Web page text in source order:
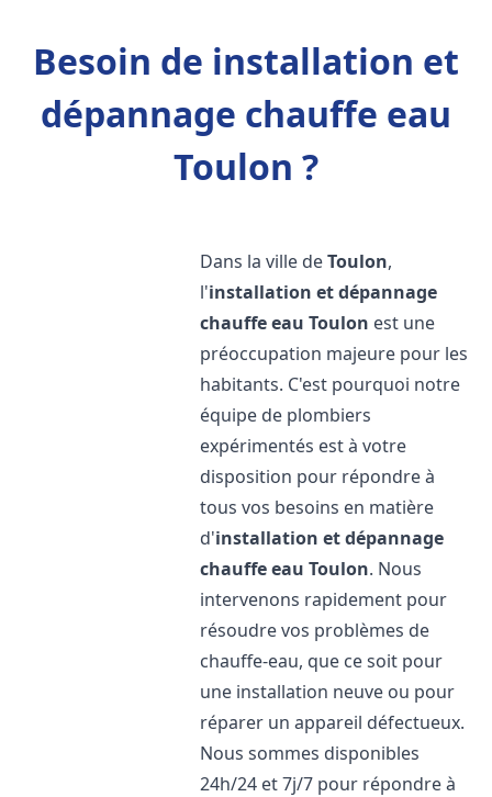
Besoin de installation et
dépannage chauffe eau
Toulon ?
Dans la ville deToulon,
l'installation et dépannage
chauffe eau Toulon est une
préoccupation majeure pour les
habitants. C'est pourquoi notre
équipe de plombiers
expérimentés est à votre
disposition pour répondre à
tous vos besoins en matière
d'installation et dépannage
chauffe eau Toulon. Nous
intervenons rapidement pour
résoudre vos problèmes de
chauffe-eau, que ce soit pour
une installation neuve ou pour
réparer un appareil défectueux.
Nous sommes disponibles
24h/24 et 7j/7 pour répondre à